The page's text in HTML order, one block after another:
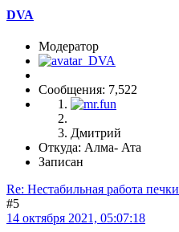
DVA
Модератор
Сообщения: 7,522
Дмитрий
Откуда: Алма- Ата
Записан
Re: Нестабильная работа печки
#5
14 октября 2021, 05:07:18